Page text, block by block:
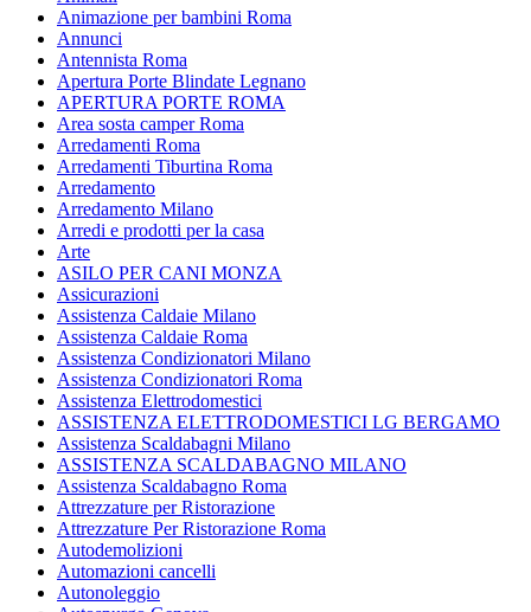
Animazione per bambini Roma
Annunci
Antennista Roma
Apertura Porte Blindate Legnano
APERTURA PORTE ROMA
Area sosta camper Roma
Arredamenti Roma
Arredamenti Tiburtina Roma
Arredamento
Arredamento Milano
Arredi e prodotti per la casa
Arte
ASILO PER CANI MONZA
Assicurazioni
Assistenza Caldaie Milano
Assistenza Caldaie Roma
Assistenza Condizionatori Milano
Assistenza Condizionatori Roma
Assistenza Elettrodomestici
ASSISTENZA ELETTRODOMESTICI LG BERGAMO
Assistenza Scaldabagni Milano
ASSISTENZA SCALDABAGNO MILANO
Assistenza Scaldabagno Roma
Attrezzature per Ristorazione
Attrezzature Per Ristorazione Roma
Autodemolizioni
Automazioni cancelli
Autonoleggio